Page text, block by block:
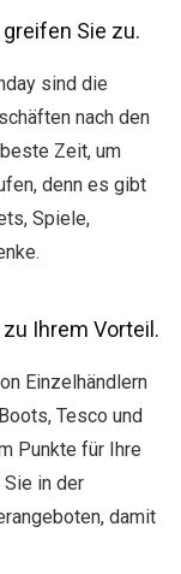
Sie zu.
sind die
nach den
Zeit, um
denn es gibt
Spiele,
Ihrem Vorteil.
Einzelhändlern
Tesco und
Punkte für Ihre
in der
damit